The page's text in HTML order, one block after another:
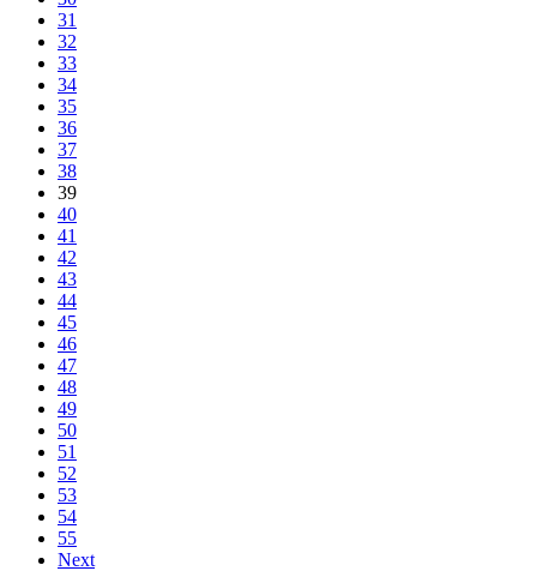
31
32
33
34
35
36
37
38
39
40
41
42
43
44
45
46
47
48
49
50
51
52
53
54
55
Next